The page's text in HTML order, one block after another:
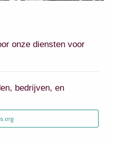
onze diensten voor
bedrijven, en